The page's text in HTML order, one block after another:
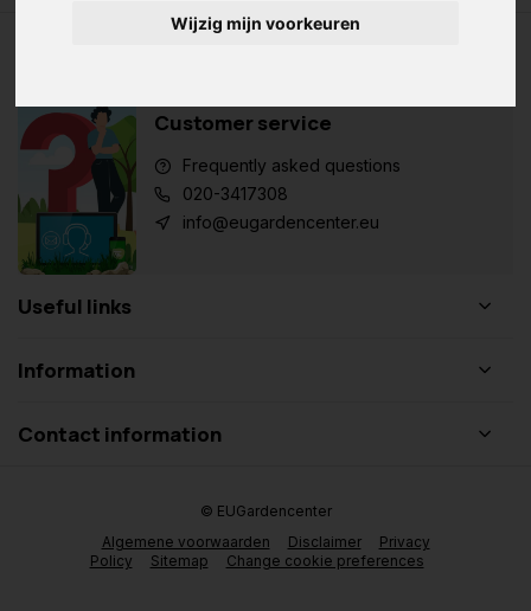
Wijzig mijn voorkeuren
Customer service
Frequently asked questions
020-3417308
info@eugardencenter.eu
Useful links
Information
Contact information
Algemene voorwaarden Disclaimer
Privacy
Policy
Sitemap Change cookie preferences
© EUGardencenter